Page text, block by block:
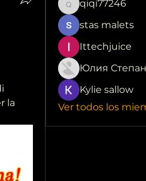
la
qiqi77246
qiqi77246
stas malets
Ittechjuice
Юлия
Kylie sallow
Ver todos los